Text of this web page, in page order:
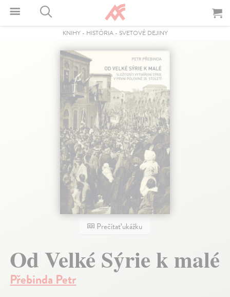
KNIHY- HISTÓRIA- SVETOVÉ DEJINY
Prečítať ukážku
Od Velké Sýrie k malé
Přebinda Petr